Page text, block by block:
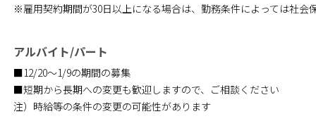
※雇用契約期間が30日以上になる場合は、勤務条件によっては社会
アルバイト/パート
■12/20～1/9の期間の募集
■短期から長期への変更も歓迎しますので、ご相談ください
注）時給等の条件の変更の可能性があります